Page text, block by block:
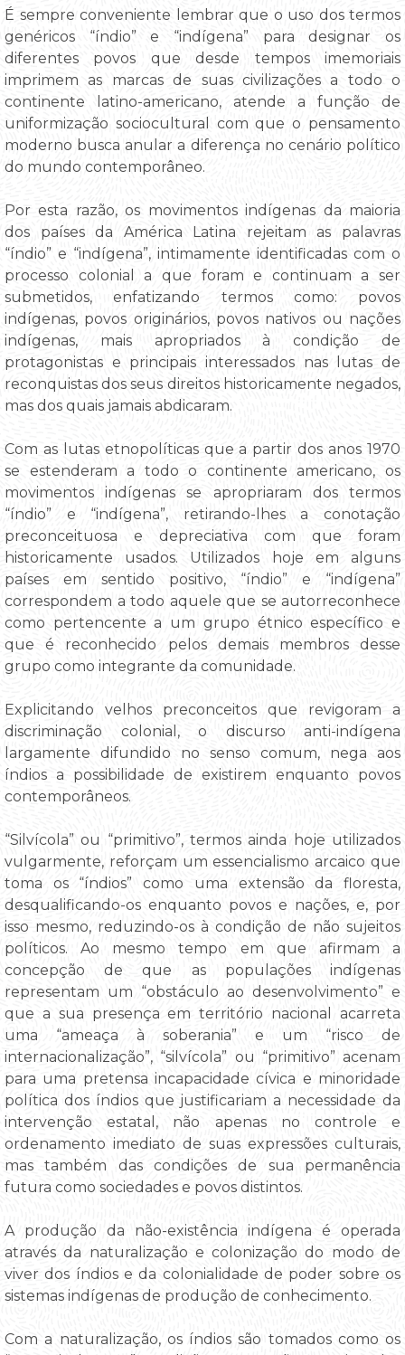
É sempre conveniente lembrar que o uso dos termos
genéricos “índio” e “indígena” para designar os
diferentes povos que desde tempos imemoriais
imprimem as marcas de suas civilizações a todo o
continente latino-americano, atende a função de
uniformização sociocultural com que o pensamento
moderno busca anular a diferença no cenário político
do mundo contemporâneo.
Por esta razão, os movimentos indígenas da maioria
dos países da América Latina rejeitam as palavras
“índio” e “indígena”, intimamente identificadas com o
processo colonial a que foram e continuam a ser
submetidos, enfatizando termos como: povos
indígenas, povos originários, povos nativos ou nações
indígenas, mais apropriados à condição de
protagonistas e principais interessados nas lutas de
reconquistas dos seus direitos historicamente negados,
mas dos quais jamais abdicaram.
Com as lutas etnopolíticas que a partir dos anos 1970
se estenderam a todo o continente americano, os
movimentos indígenas se apropriaram dos termos
“índio” e “indígena”, retirando-lhes a conotação
preconceituosa e depreciativa com que foram
historicamente usados. Utilizados hoje em alguns
países em sentido positivo, “índio” e “indígena”
correspondem a todo aquele que se autorreconhece
como pertencente a um grupo étnico específico e
que é reconhecido pelos demais membros desse
grupo como integrante da comunidade.
Explicitando velhos preconceitos que revigoram a
discriminação colonial, o discurso anti-indígena
largamente difundido no senso comum, nega aos
índios a possibilidade de existirem enquanto povos
contemporâneos.
“Silvícola” ou “primitivo”, termos ainda hoje utilizados
vulgarmente, reforçam um essencialismo arcaico que
toma os “índios” como uma extensão da floresta,
desqualificando-os enquanto povos e nações, e, por
isso mesmo, reduzindo-os à condição de não sujeitos
políticos. Ao mesmo tempo em que afirmam a
concepção de que as populações indígenas
representam um “obstáculo ao desenvolvimento” e
que a sua presença em território nacional acarreta
uma “ameaça à soberania” e um “risco de
internacionalização”, “silvícola” ou “primitivo” acenam
para uma pretensa incapacidade cívica e minoridade
política dos índios que justificariam a necessidade da
intervenção estatal, não apenas no controle e
ordenamento imediato de suas expressões culturais,
mas também das condições de sua permanência
futura como sociedades e povos distintos.
A produção da não-existência indígena é operada
através da naturalização e colonização do modo de
viver dos índios e da colonialidade de poder sobre os
sistemas indígenas de produção de conhecimento.
Com a naturalização, os índios são tomados como os